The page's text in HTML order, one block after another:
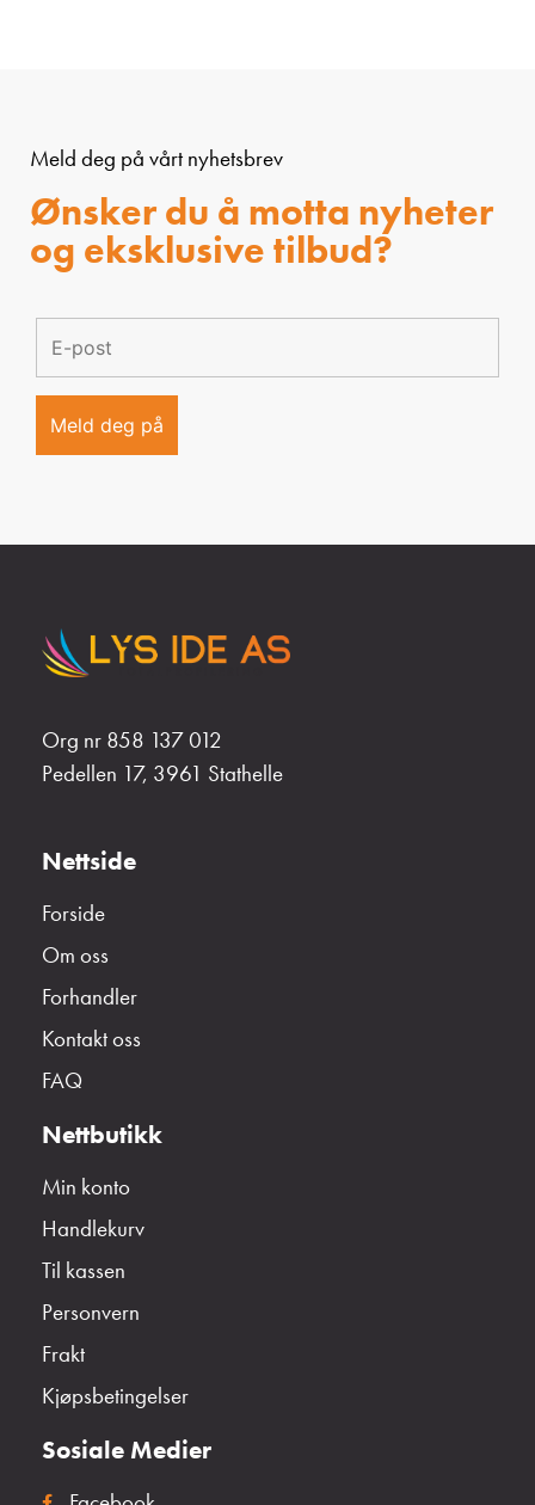
Meld deg på vårt nyhetsbrev
Ønsker du å motta nyheter
og eksklusive tilbud?
Org nr 858 137 012
Pedellen 17, 3961 Stathelle
Nettside
Forside
Om oss
Forhandler
Kontakt oss
FAQ
Nettbutikk
Min konto
Handlekurv
Til kassen
Personvern
Frakt
Kjøpsbetingelser
Sosiale Medier